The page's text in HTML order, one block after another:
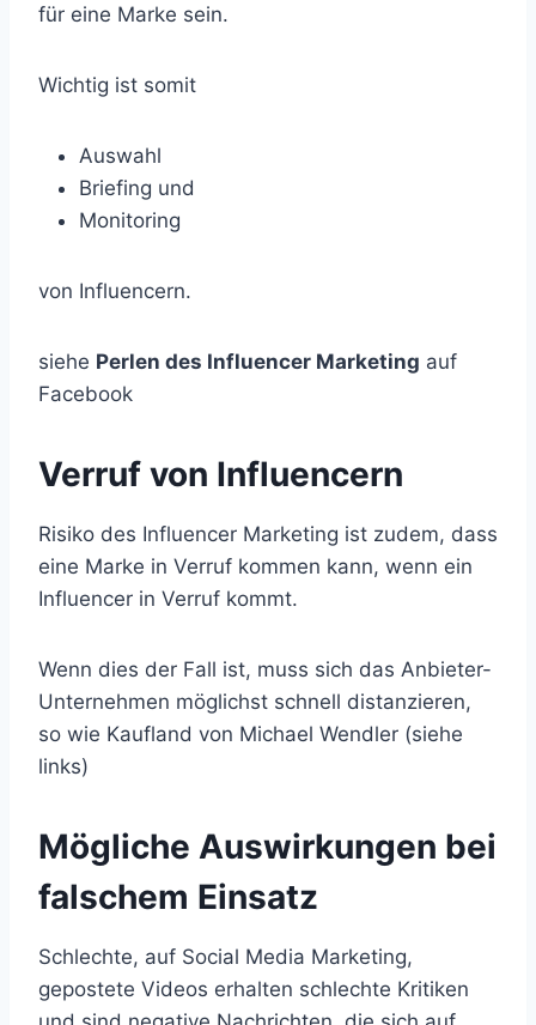
für eine Marke sein.
Wichtig ist somit
Auswahl
Briefing und
Monitoring
von Influencern.
siehe Perlen des Influencer Marketing auf
Facebook
Verruf von Influencern
Risiko des Influencer Marketing ist zudem, dass
eine Marke in Verruf kommen kann, wenn ein
Influencer in Verruf kommt.
Wenn dies der Fall ist, muss sich das Anbieter-
Unternehmen möglichst schnell distanzieren,
so wie Kaufland von Michael Wendler (siehe
links)
Mögliche Auswirkungen bei
falschem Einsatz
Schlechte, auf Social Media Marketing,
gepostete Videos erhalten schlechte Kritiken